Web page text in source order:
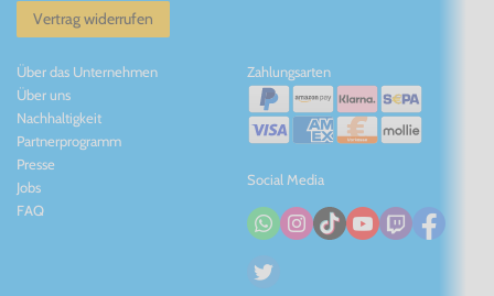
Vertrag widerrufen
Über das Unternehmen
Über uns
Nachhaltigkeit
Partnerprogramm
Presse
Jobs
FAQ
Zahlungsarten
Social Media